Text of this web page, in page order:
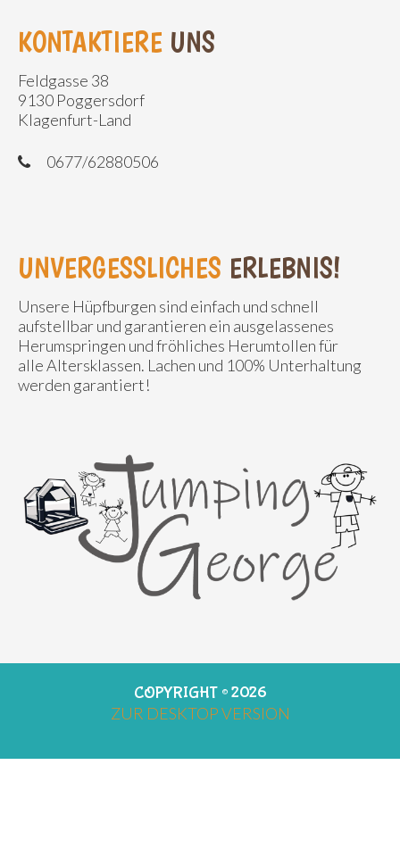
KONTAKTIERE UNS
Feldgasse 38
9130 Poggersdorf
Klagenfurt-Land
0677/62880506
UNVERGESSLICHES ERLEBNIS!
Unsere Hüpfburgen sind einfach und schnell
aufstellbar und garantieren ein ausgelassenes
Herumspringen und fröhliches Herumtollen für
alle Altersklassen. Lachen und 100% Unterhaltung
werden garantiert!
COPYRIGHT ©2026
ZUR DESKTOP VERSION